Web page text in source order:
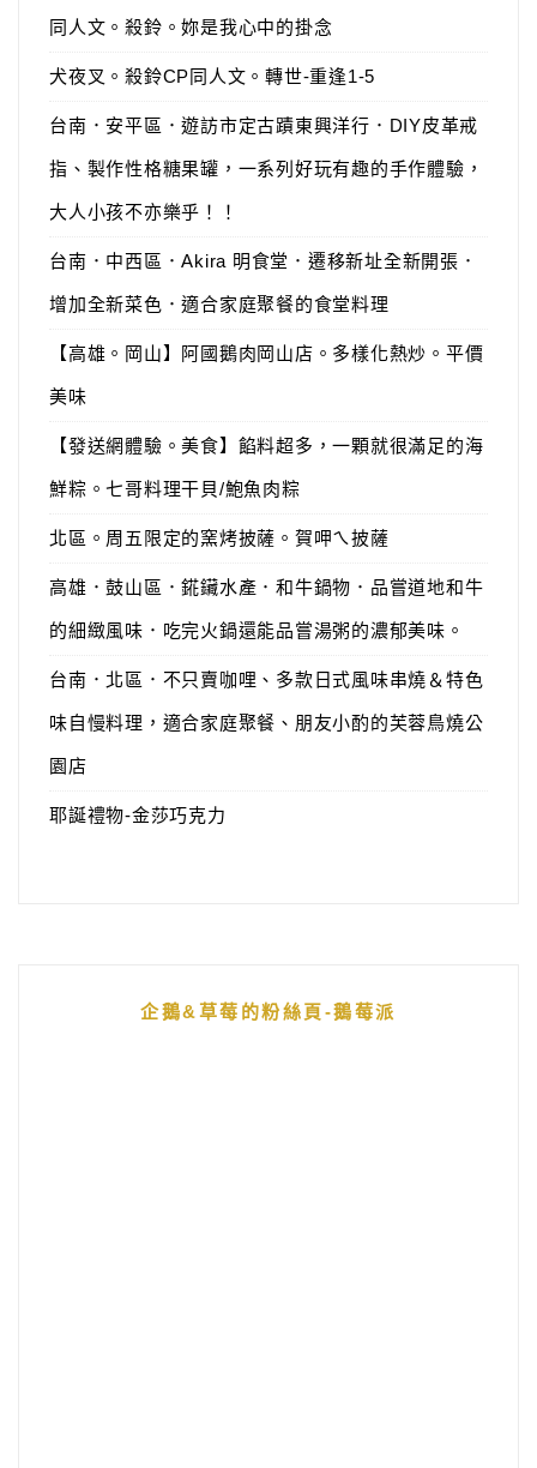
同人文。殺鈴。妳是我心中的掛念
犬夜叉。殺鈴CP同人文。轉世-重逢1-5
台南．安平區．遊訪市定古蹟東興洋行．DIY皮革戒
指、製作性格糖果罐，一系列好玩有趣的手作體驗，
大人小孩不亦樂乎！！
台南．中西區．Akira 明食堂．遷移新址全新開張．
增加全新菜色．適合家庭聚餐的食堂料理
【高雄。岡山】阿國鵝肉岡山店。多樣化熱炒。平價
美味
【發送網體驗。美食】餡料超多，一顆就很滿足的海
鮮粽。七哥料理干貝/鮑魚肉粽
北區。周五限定的窯烤披薩。賀呷ㄟ披薩
高雄．鼓山區．錵鑶水產．和牛鍋物．品嘗道地和牛
的細緻風味．吃完火鍋還能品嘗湯粥的濃郁美味。
台南．北區．不只賣咖哩、多款日式風味串燒＆特色
味自慢料理，適合家庭聚餐、朋友小酌的芙蓉鳥燒公
園店
耶誕禮物-金莎巧克力
企鵝&草莓的粉絲頁-鵝莓派